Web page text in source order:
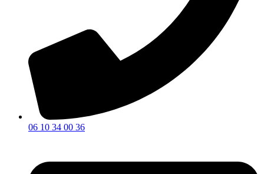
06 10 34 00 36